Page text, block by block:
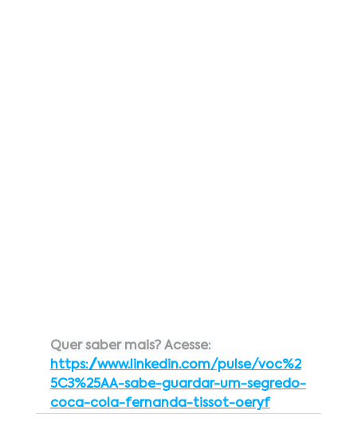
Quer saber mais? Acesse:
https://www.linkedin.com/pulse/voc%2
5C3%25AA-sabe-guardar-um-segredo-
coca-cola-fernanda-tissot-oeryf